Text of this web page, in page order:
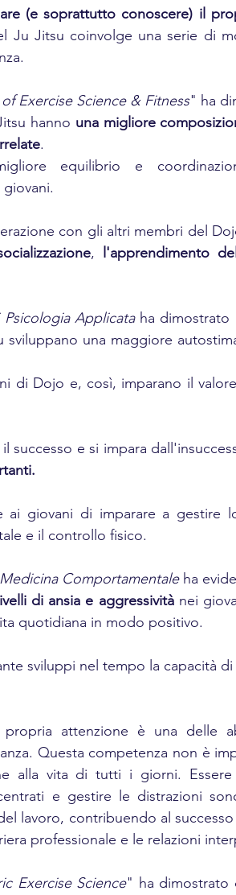
(e soprattutto conoscere) il
Ju Jitsu coinvolge una serie di
Exercise Science & Fitness" ha
hanno una migliore
.
equilibrio e
con gli altri membri del
, l'apprendimento
Psicologia Applicata ha dimostrato
una maggiore
di Dojo e, così, imparano il
e si impara
ai giovani di imparare a gestire
e il controllo fisico.
Comportamentale ha
di ansia e aggressività nei
quotidiana in modo positivo.
sviluppi nel tempo la capacità
attenzione è una delle
Questa competenza non è
alla vita di tutti i giorni.
e gestire le distrazioni
lavoro, contribuendo al
professionale e le relazioni
Exercise Science" ha dimostrato